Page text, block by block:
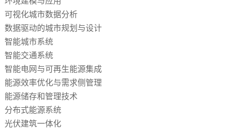
可视化城市数据分析
数据驱动的城市规划与设计
智能城市系统
智能交通系统
智能电网与可再生能源集成
能源效率优化与需求侧管理
能源储存和管理技术
分布式能源系统
光伏建筑一体化